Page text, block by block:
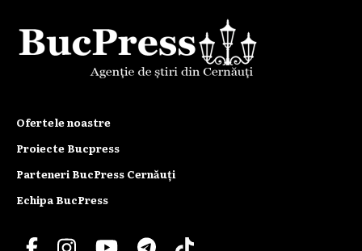
Ofertele noastre
Proiecte Bucpress
Parteneri BucPress Cernăuți
Echipa BucPress